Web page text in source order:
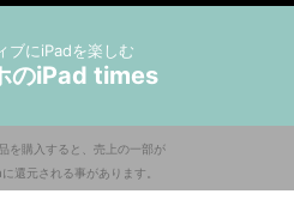
ブにiPadを楽しむ
のiPad times
を購入すると、売上の一部が
還元される事があります。